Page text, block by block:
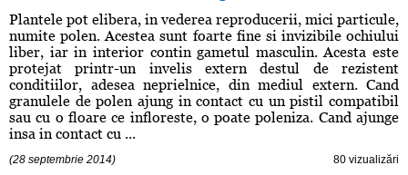
Plantele pot elibera, in vederea reproducerii, mici particule,
numite polen. Acestea sunt foarte fine si invizibile ochiului
liber, iar in interior contin gametul masculin. Acesta este
protejat printr-un invelis extern destul de rezistent
conditiilor, adesea neprielnice, din mediul extern. Cand
granulele de polen ajung in contact cu un pistil compatibil
sau cu o floare ce infloreste, o poate poleniza. Cand ajunge
insa in contact cu ...
(28 septembrie 2014) 80 vizualizări